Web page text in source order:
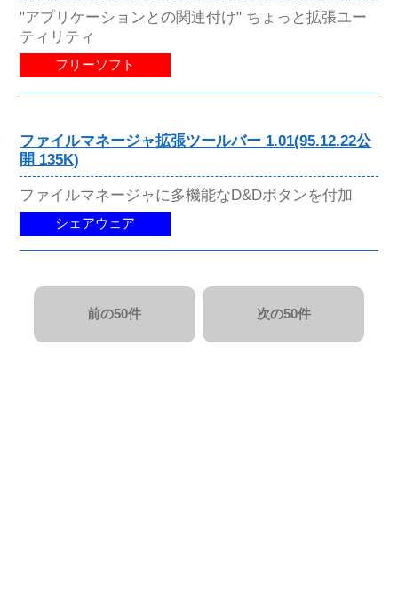
"アプリケーションとの関連付け" ちょっと拡張ユー
ティリティ
フリーソフト
ファイルマネージャ拡張ツールバー 1.01(95.12.22公
開 135K)
ファイルマネージャに多機能なD&Dボタンを付加
シェアウェア
前の50件 次の50件